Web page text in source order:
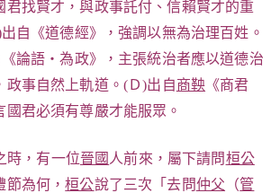
君找賢才，與政事託付、信賴賢才的重
自《道德經》，強調以無為治理百姓。
論語‧為政》，主張統治者應以道德治
政事自然上軌道。(Ｄ)出自商鞅 《商君
國君必須有尊嚴才能服眾。
時，有一位晉國 人前來，屬下請問桓公
節為何，桓公說了三次「去問仲父 （管